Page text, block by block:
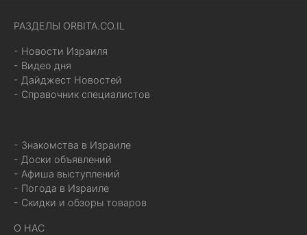
РАЗДЕЛЫ ORBITA.CO.IL
- Новости Израиля
- Видео дня
- Дайджест Новостей
- Справочник специалистов
- Знакомства в Израиле
- Доски объявлений
- Афиша выступлений
- Погода в Израиле
- Скидки и обзоры товаров
О НАС